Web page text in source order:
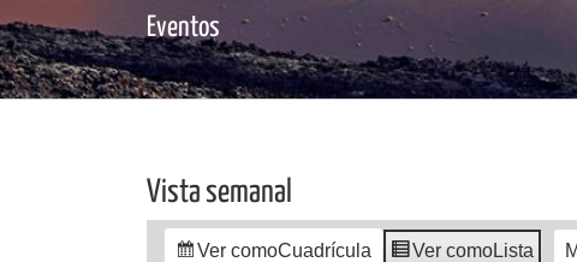
Eventos
Vista semanal
Ver comoCuadrícula Ver comoLista